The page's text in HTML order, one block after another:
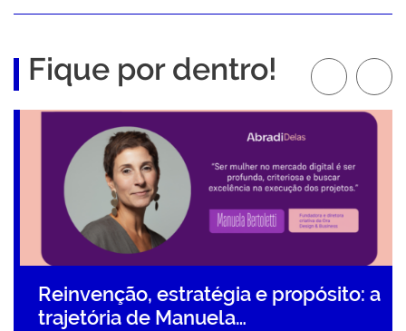
Fique por dentro!
Reinvenção, estratégia e propósito: a
trajetória de Manuela…